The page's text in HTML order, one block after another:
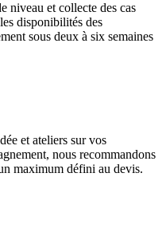
niveau et collecte des cas
disponibilités des
sous deux à six semaines
et ateliers sur vos
nous recommandons
maximum défini au devis.